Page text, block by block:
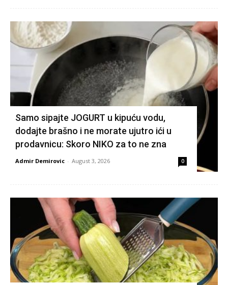
Samo sipajte JOGURT u kipuću vodu,
dodajte brašno i ne morate ujutro ići u
prodavnicu: Skoro NIKO za to ne zna
Admir Demirovic - August 3, 2026 0